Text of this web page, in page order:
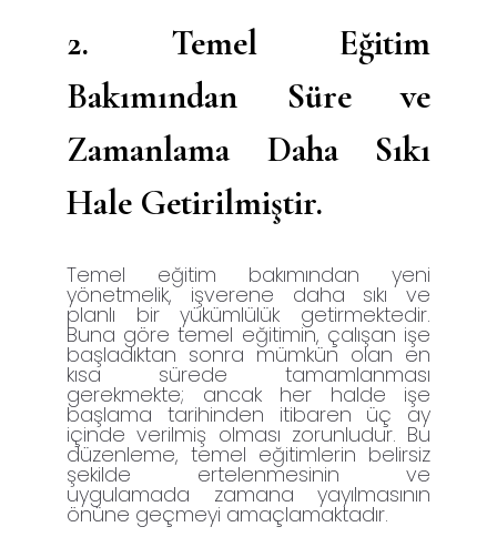
2. Temel Eğitim
Bakımından Süre ve
Zamanlama Daha Sıkı
Hale Getirilmiştir.
Temel eğitim bakımından yeni
yönetmelik, işverene daha sıkı ve
planlı bir yükümlülük getirmektedir.
Buna göre temel eğitimin, çalışan işe
başladıktan sonra mümkün olan en
kısa sürede tamamlanması
gerekmekte; ancak her halde işe
başlama tarihinden itibaren üç ay
içinde verilmiş olması zorunludur. Bu
düzenleme, temel eğitimlerin belirsiz
şekilde ertelenmesinin ve
uygulamada zamana yayılmasının
önüne geçmeyi amaçlamaktadır.